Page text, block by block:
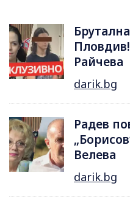
Райчева
darik.bg
Радев
Велева
darik.bg